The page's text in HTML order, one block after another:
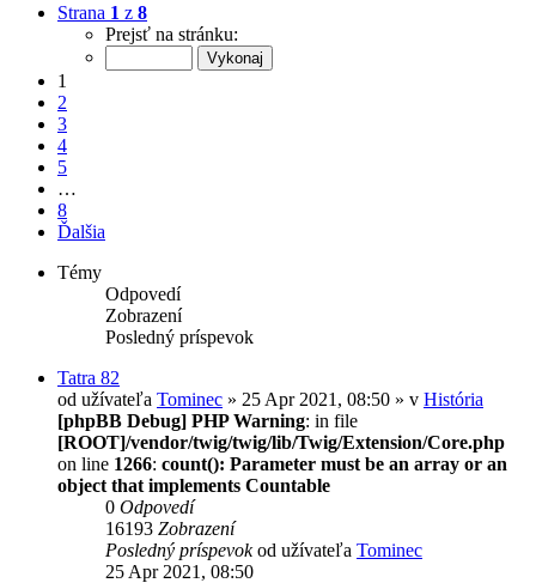
Strana 1 z 8
Prejsť na stránku:
1
2
3
4
5
…
8
Ďalšia
Témy
Odpovedí
Zobrazení
Posledný príspevok
Tatra 82
od užívateľa Tominec » 25 Apr 2021, 08:50 » v História
[phpBB Debug] PHP Warning: in file
[ROOT]/vendor/twig/twig/lib/Twig/Extension/Core.php
on line 1266: count(): Parameter must be an array or an
object that implements Countable
0 Odpovedí
16193 Zobrazení
Posledný príspevokod užívateľa Tominec
25 Apr 2021, 08:50